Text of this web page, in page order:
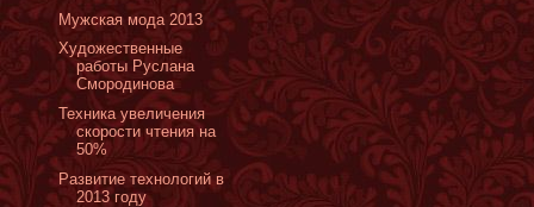
Мужская мода 2013
Художественные
работы Руслана
Смородинова
Техника увеличения
скорости чтения на
50%
Развитие технологий в
2013 году